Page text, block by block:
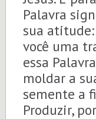
Palavra
sua
você uma
essa
moldar a
semente a
Produzir,